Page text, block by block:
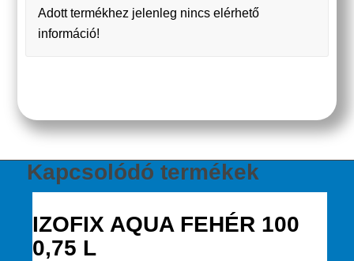
Adott termékhez jelenleg nincs elérhető
információ!
Kapcsolódó termékek
IZOFIX AQUA FEHÉR 100
0,75 L